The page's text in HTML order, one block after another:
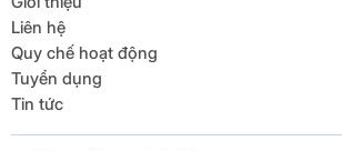
Liên hệ
Quy chế hoạt động
Tuyển dụng
Tin tức